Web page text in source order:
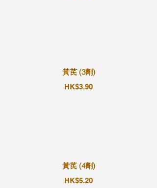
黃芪 (3劑)
HK$3.90
黃芪 (4劑)
HK$5.20